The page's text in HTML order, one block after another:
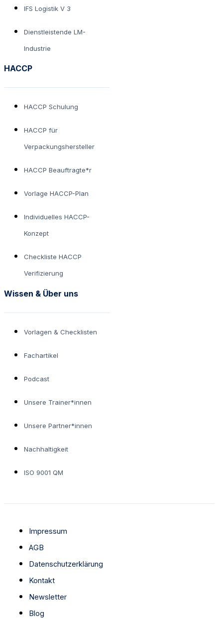
IFS Logistik V 3
Dienstleistende LM-
Industrie
HACCP
HACCP Schulung
HACCP für
Verpackungshersteller
HACCP Beauftragte*r
Vorlage HACCP-Plan
Individuelles HACCP-
Konzept
Checkliste HACCP
Verifizierung
Wissen & Über uns
Vorlagen & Checklisten
Fachartikel
Podcast
Unsere Trainer*innen
Unsere Partner*innen
Nachhaltigkeit
ISO 9001 QM
Impressum
AGB
Datenschutzerklärung
Kontakt
Newsletter
Blog